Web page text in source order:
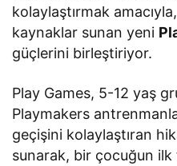
kolaylaştırmak
kaynaklar sunan yeni
güçlerini birleştiriyor.
Play Games, 5-12 yaş
Playmakers
geçişini kolaylaştıran
sunarak, bir çocuğun